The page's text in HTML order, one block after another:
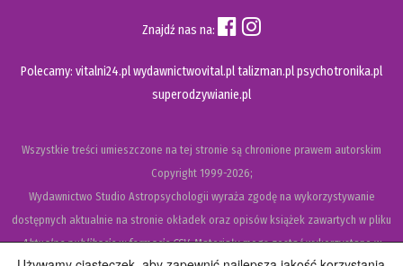
Znajdź nas na:
Polecamy: vitalni24.plwydawnictwovital.pltalizman.plpsychotronika.pl
superodzywianie.pl
Wszystkie treści umieszczone na tej stronie są chronione prawem autorskim
Copyright1999-2026;
Wydawnictwo Studio Astropsychologii wyraża zgodę na wykorzystywanie
dostępnych aktualnie na stronie okładek oraz opisów książek zawartych w pliku
Aktualne publikacje w formacie CSV. Materiały mogą zostać wykorzystane w